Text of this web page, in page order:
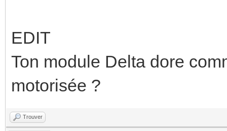
EDIT
Ton module Delta dore
motorisée ?
Trouver